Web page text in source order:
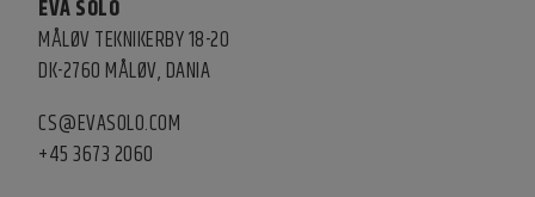
EVA SOLO
MÅLØV TEKNIKERBY 18-20
DK-2760 MÅLØV, DANIA
CS@EVASOLO.COM
+45 3673 2060